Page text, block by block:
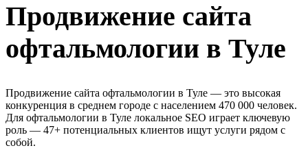
Продвижение сайта
офтальмологии в Туле
Продвижение сайта офтальмологии в Туле — это высокая
конкуренция в среднем городе с населением 470 000 человек.
Для офтальмологии в Туле локальное SEO играет ключевую
роль — 47+ потенциальных клиентов ищут услуги рядом с
собой.